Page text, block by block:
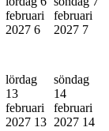
februari
2027 6
februari
2027 7
lördag
13
februari
2027 13
söndag
14
februari
2027 14